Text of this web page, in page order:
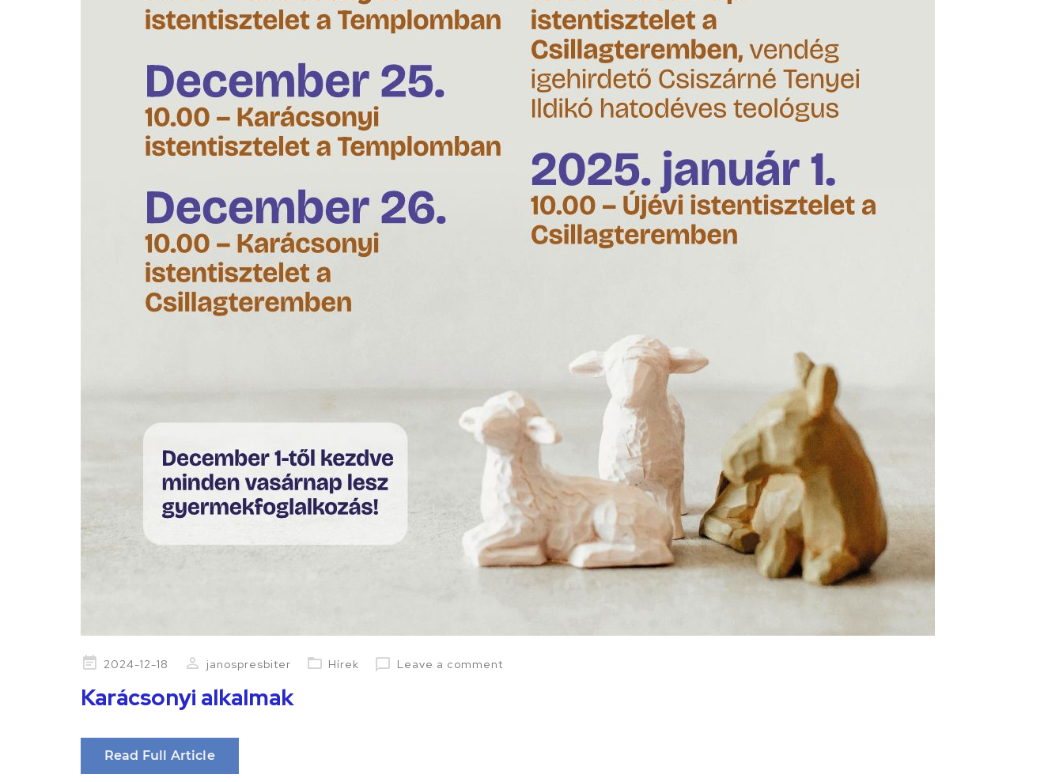
Posted2024-12-18 janospresbiter Hírek Leave a comment
Karácsonyi alkalmak
Read Full Article